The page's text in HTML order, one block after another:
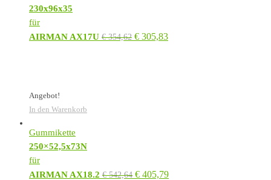
230x96x35
für
AIRMAN AX17U €354,62 € 305,83
Angebot!
In den Warenkorb
Gummikette
250×52,5x73N
für
AIRMAN AX18.2 €542,64 € 405,79